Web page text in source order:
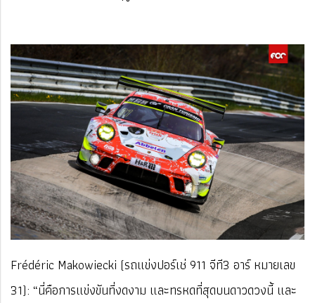
Frédéric Makowiecki (รถแข่งปอร์เช่ 911 จีที3 อาร์ หมายเลข
31): “นี่คือการแข่งขันที่งดงาม และทรหดที่สุดบนดาวดวงนี้ และ